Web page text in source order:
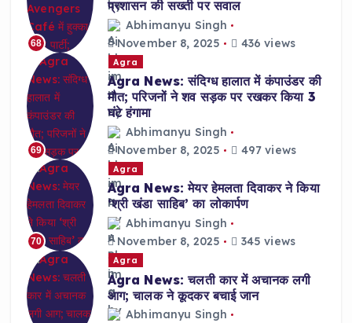
68
प्रशासन की सख्ती पर सवाल
Abhimanyu Singh
November 8, 2025
436 views
69
Agra
Agra News: संदिग्ध हालात में कंपाउंडर की
मौत; परिजनों ने शव सड़क पर रखकर किया 3
घंटे हंगामा
Abhimanyu Singh
November 8, 2025
497 views
70
Agra
Agra News: मेयर हेमलता दिवाकर ने किया
‘श्री खंडा साहिब’ का लोकार्पण
Abhimanyu Singh
November 8, 2025
345 views
Agra
Agra News: चलती कार में अचानक लगी
आग; चालक ने कूदकर बचाई जान
Abhimanyu Singh